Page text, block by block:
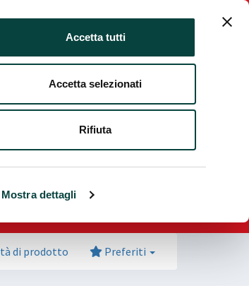
Mostra dettagli
Accetta tutti
Accetta selezionati
Rifiuta
Italiano Login Espositore
di prodotto Preferiti